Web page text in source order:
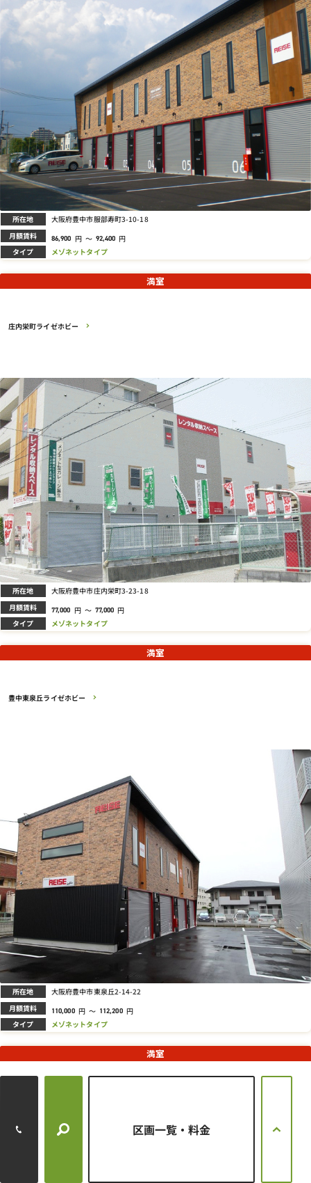
所在地 大阪府豊中市服部寿町3-10-18
月額賃料 86,900 円 ～ 92,400 円
タイプ メゾネットタイプ
庄内栄町ライゼホビー
満室
所在地 大阪府豊中市庄内栄町3-23-18
月額賃料 77,000 円 ～ 77,000 円
タイプ メゾネットタイプ
豊中東泉丘ライゼホビー
満室
所在地 大阪府豊中市東泉丘2-14-22
月額賃料 110,000 円 ～ 112,200 円
タイプ メゾネットタイプ
満室
区画一覧・料金